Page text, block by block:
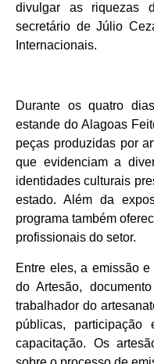
divulgar as riquezas
secretário de Júlio
Internacionais.
Durante os quatro
estande do Alagoas
peças produzidas por
que evidenciam a
identidades culturais
estado. Além da
programa também
profissionais do setor.
Entre eles, a emissão
do Artesão,
trabalhador do
públicas,
capacitação. Os